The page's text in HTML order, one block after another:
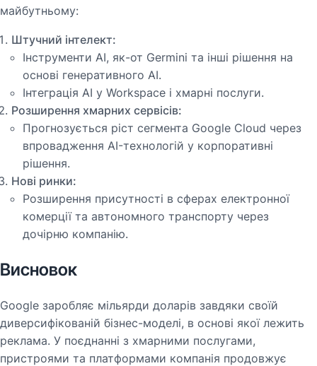
майбутньому:
Штучний інтелект:
Інструменти AI, як-от Germini та інші рішення на
основі генеративного AI.
Інтеграція AI у Workspace і хмарні послуги.
Розширення хмарних сервісів:
Прогнозується ріст сегмента Google Cloud через
впровадження AI-технологій у корпоративні
рішення.
Нові ринки:
Розширення присутності в сферах електронної
комерції та автономного транспорту через
дочірню компанію.
Висновок
Google заробляє мільярди доларів завдяки своїй
диверсифікованій бізнес-моделі, в основі якої лежить
реклама. У поєднанні з хмарними послугами,
пристроями та платформами компанія продовжує